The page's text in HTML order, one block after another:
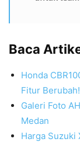
Baca
Honda
Fitur Berubah!
Galeri Foto
Medan
Harga Suzuki